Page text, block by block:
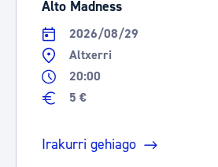
Alto Madness
2026/08/29
Altxerri
20:00
5 €
Irakurri gehiago